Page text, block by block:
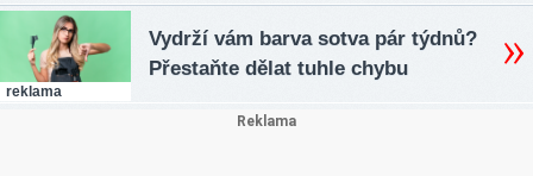
reklama
Vydrží vám barva sotva pár týdnů?
Přestaňte dělat tuhle chybu